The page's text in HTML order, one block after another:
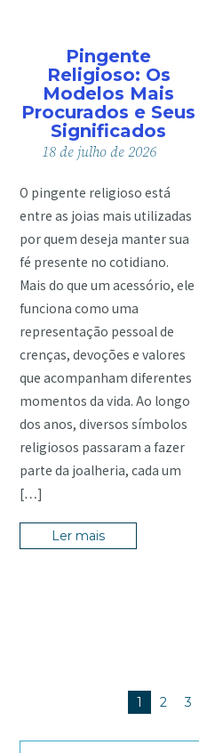
Pingente
Religioso: Os
Modelos Mais
Procurados e Seus
Significados
18de julhode2026
O pingente religioso está
entre as joias mais utilizadas
por quem deseja manter sua
fé presente no cotidiano.
Mais do que um acessório, ele
funciona como uma
representação pessoal de
crenças, devoções e valores
que acompanham diferentes
momentos da vida. Ao longo
dos anos, diversos símbolos
religiosos passaram a fazer
parte da joalheria, cada um
[…]
Ler mais
1 2 3